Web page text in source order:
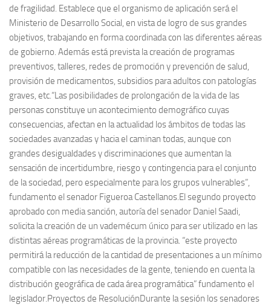
de fragilidad. Establece que el organismo de aplicación será el
Ministerio de Desarrollo Social, en vista de logro de sus grandes
objetivos, trabajando en forma coordinada con las diferentes aéreas
de gobierno. Además está prevista la creación de programas
preventivos, talleres, redes de promoción y prevención de salud,
provisión de medicamentos, subsidios para adultos con patologías
graves, etc.“Las posibilidades de prolongación de la vida de las
personas constituye un acontecimiento demográfico cuyas
consecuencias, afectan en la actualidad los ámbitos de todas las
sociedades avanzadas y hacia el caminan todas, aunque con
grandes desigualdades y discriminaciones que aumentan la
sensación de incertidumbre, riesgo y contingencia para el conjunto
de la sociedad, pero especialmente para los grupos vulnerables”,
fundamento el senador Figueroa Castellanos.El segundo proyecto
aprobado con media sanción, autoría del senador Daniel Saadi,
solicita la creación de un vademécum único para ser utilizado en las
distintas aéreas programáticas de la provincia. “este proyecto
permitirá la reducción de la cantidad de presentaciones a un mínimo
compatible con las necesidades de la gente, teniendo en cuenta la
distribución geográfica de cada área programática” fundamento el
legislador.Proyectos de ResoluciónDurante la sesión los senadores